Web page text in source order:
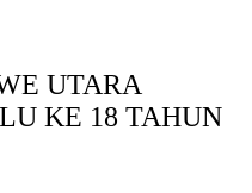
UTARA
KE 18 TAHUN